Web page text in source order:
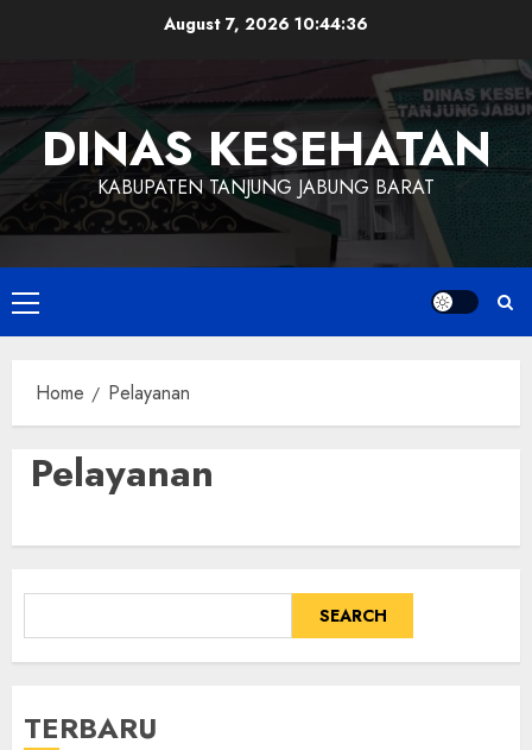
August 7, 2026 10:44:36
DINAS KESEHATAN
KABUPATEN TANJUNG JABUNG BARAT
Home Pelayanan
Pelayanan
SEARCH
TERBARU